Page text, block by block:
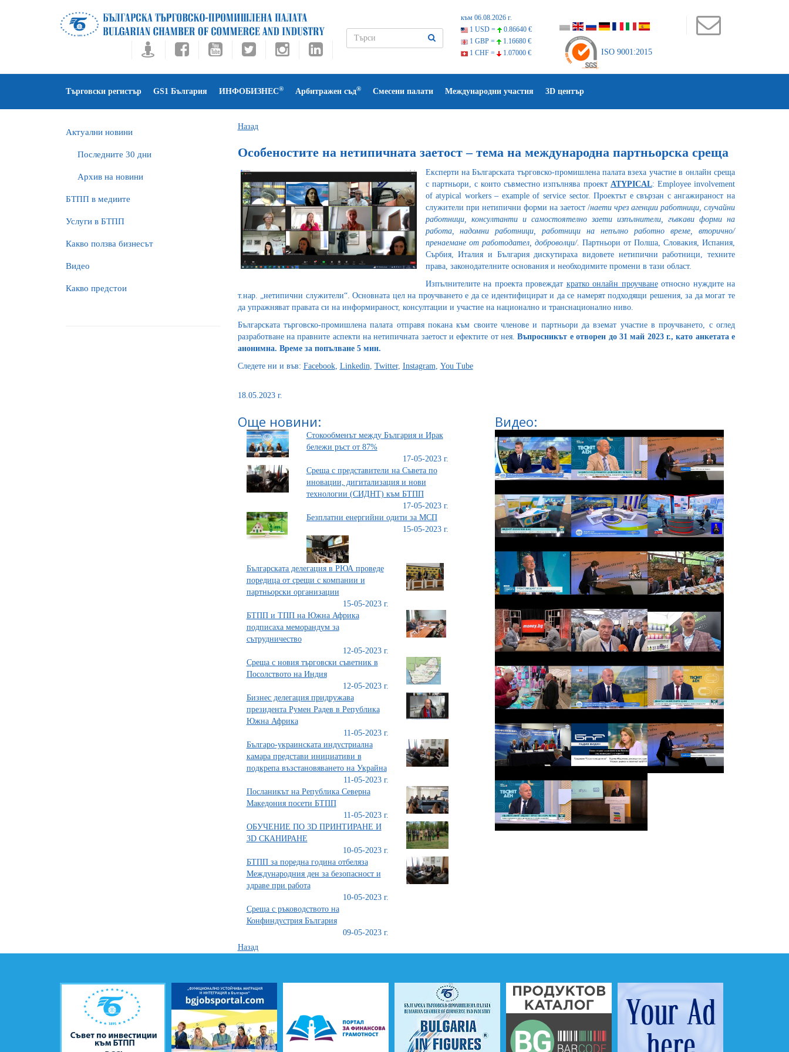
към 06.08.2026 г.
1 USD =
0.86640 €
1 GBP =
1.16680 €
1 CHF =
1.07000 € ISO 9001:2015
Търговски регистър GS1 България ИНФОБИЗНЕС® Арбитражен съд® Смесени палати Международни участия 3D център
Актуални новини
Последните 30 дни
Архив на новини
БTПП в медиите
Услуги в БТПП
Какво ползва бизнесът
Видео
Какво предстои
Назад
Особеностите на нетипичната заетост – тема на международна партньорска среща
Експерти на Българската търговско-промишлена палата взеха участие в онлайн среща
с партньори, с които съвместно изпълнява проект ATYPICAL: Employee involvement
of atypical workers – example of service sector. Проектът е свързан с ангажираност на
служители при нетипични форми на заетост /наети чрез агенции работници, случайни
работници, консултанти и самостоятелно заети изпълнители, гъвкави форми на
работа, надомни работници, работници на непълно работно време, вторично/
пренаемане от работодател, доброволци/. Партньори от Полша, Словакия, Испания,
Сърбия, Италия и България дискутираха видовете нетипични работници, техните
права, законодателните основания и необходимите промени в тази област.
Изпълнителите на проекта провеждат кратко онлайн проучванеотносно нуждите на
т.нар. „нетипични служители“. Основната цел на проучването е да се идентифицират и да се намерят подходящи решения, за да могат те
да упражняват правата си на информираност, консултации и участие на национално и транснационално ниво.
Българската търговско-промишлена палата отправя покана към своите членове и партньори да вземат участие в проучването, с оглед
разработване на правните аспекти на нетипичната заетост и ефектите от нея.Въпросникът е отворен до 31май 2023 г., като анкетата е
анонимна. Време за попълване 5 мин.
Следете ни и във: Facebook, Linkedin, Twitter, Instagram, You Tube
18.05.2023 г.
Още новини:
Стокообменът между България и Ирак
белeжи ръст от 87%
17-05-2023 г.
Среща с представители на Съвета по
иновации, дигитализация и нови
технологии (СИДНТ) към БТПП
17-05-2023 г.
Безплатни енергийни одити за МСП
15-05-2023 г.
Българската делегация в РЮА проведе
поредица от срещи с компании и
партньорски организации
15-05-2023 г.
БТПП и ТПП на Южна Африка
подписаха меморандум за
сътрудничество
12-05-2023 г.
Среща с новия търговски съветник в
Посолството на Индия
12-05-2023 г.
Бизнес делегация придружава
президента Румен Радев в Република
Южна Африка
11-05-2023 г.
Българо-украинската индустриална
камара представи инициативи в
подкрепа възстановяването на Украйна
11-05-2023 г.
Посланикът на Република Северна
Македония посети БТПП
11-05-2023 г.
ОБУЧЕНИЕ ПО 3D ПРИНТИРАНЕ И
3D СКАНИРАНЕ
10-05-2023 г.
БТПП за поредна година отбеляза
Международния ден за безопасност и
здраве при работа
10-05-2023 г.
Среща с ръководството на
Конфиндустрия България
09-05-2023 г.
Видео:
Назад